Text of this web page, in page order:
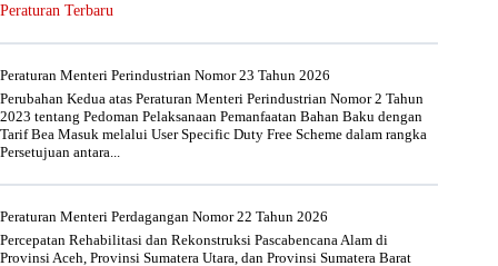
Peraturan Terbaru
Peraturan Menteri Perindustrian Nomor 23 Tahun 2026
Perubahan Kedua atas Peraturan Menteri Perindustrian Nomor 2 Tahun
2023 tentang Pedoman Pelaksanaan Pemanfaatan Bahan Baku dengan
Tarif Bea Masuk melalui User Specific Duty Free Scheme dalam rangka
Persetujuan antara...
Peraturan Menteri Perdagangan Nomor 22 Tahun 2026
Percepatan Rehabilitasi dan Rekonstruksi Pascabencana Alam di
Provinsi Aceh, Provinsi Sumatera Utara, dan Provinsi Sumatera Barat